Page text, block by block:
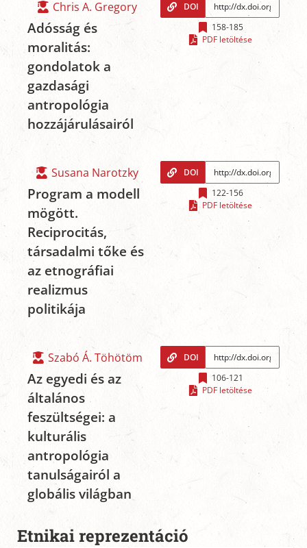
Chris A. Gregory
Adósság és
moralitás:
gondolatok a
gazdasági
antropológia
hozzájárulásairól
DOI
158-185
PDF letöltése
Susana Narotzky
Program a modell
mögött.
Reciprocitás,
társadalmi tőke és
az etnográfiai
realizmus
politikája
DOI
122-156
PDF letöltése
Szabó Á. Töhötöm
Az egyedi és az
általános
feszültségei: a
kulturális
antropológia
tanulságairól a
globális világban
DOI
106-121
PDF letöltése
Etnikai reprezentáció